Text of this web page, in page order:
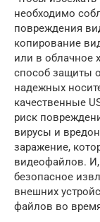
необходимо
повреждения
копирование
или в облачное
способ защиты
надежных
качественные
риск
вирусы и
заражение,
видеофайлов. И,
безопасное
внешних
файлов во